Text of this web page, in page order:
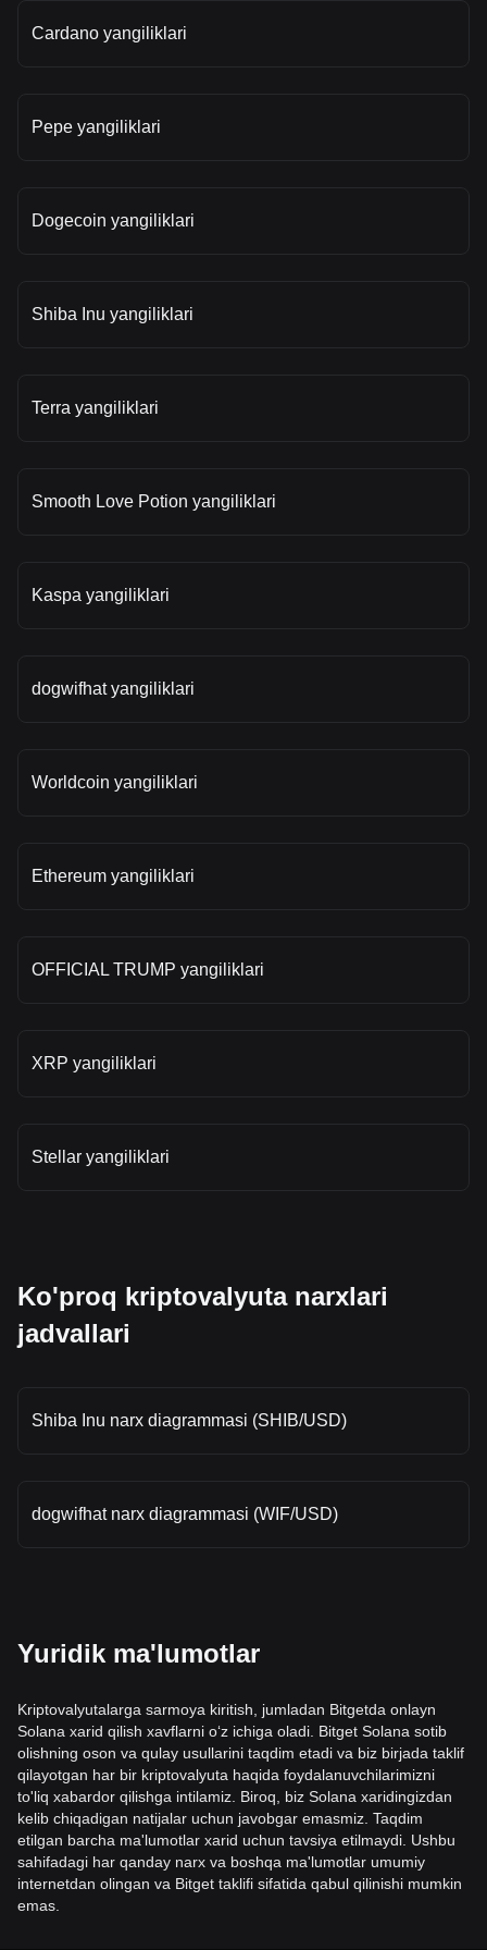
Cardano yangiliklari
Pepe yangiliklari
Dogecoin yangiliklari
Shiba Inu yangiliklari
Terra yangiliklari
Smooth Love Potion yangiliklari
Kaspa yangiliklari
dogwifhat yangiliklari
Worldcoin yangiliklari
Ethereum yangiliklari
OFFICIAL TRUMP yangiliklari
XRP yangiliklari
Stellar yangiliklari
Ko'proq kriptovalyuta narxlari
jadvallari
Shiba Inu narx diagrammasi (SHIB/USD)
dogwifhat narx diagrammasi (WIF/USD)
Yuridik ma'lumotlar
Kriptovalyutalarga sarmoya kiritish, jumladan Bitgetda onlayn
Solana xarid qilish xavflarni o‘z ichiga oladi. Bitget Solana sotib
olishning oson va qulay usullarini taqdim etadi va biz birjada taklif
qilayotgan har bir kriptovalyuta haqida foydalanuvchilarimizni
to'liq xabardor qilishga intilamiz. Biroq, biz Solana xaridingizdan
kelib chiqadigan natijalar uchun javobgar emasmiz. Taqdim
etilgan barcha ma'lumotlar xarid uchun tavsiya etilmaydi. Ushbu
sahifadagi har qanday narx va boshqa ma'lumotlar umumiy
internetdan olingan va Bitget taklifi sifatida qabul qilinishi mumkin
emas.